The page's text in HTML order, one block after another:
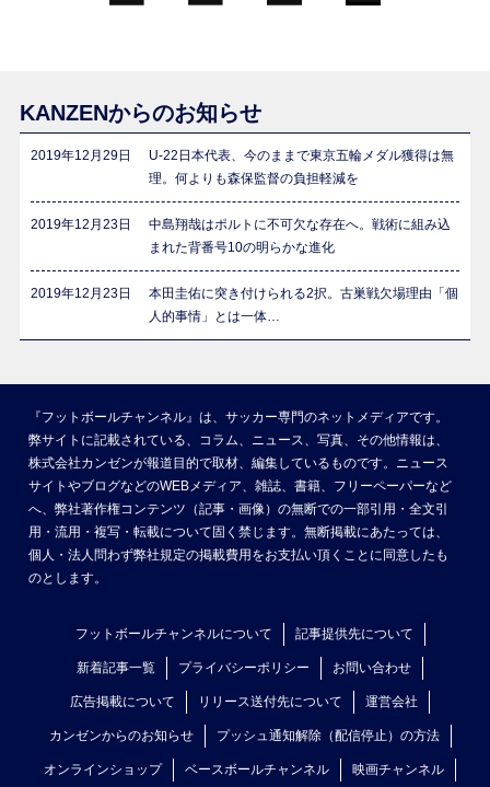
KANZENからのお知らせ
2019年12月29日
U-22日本代表、今のままで東京五輪メダル獲得は無
理。何よりも森保監督の負担軽減を
2019年12月23日
中島翔哉はポルトに不可欠な存在へ。戦術に組み込
まれた背番号10の明らかな進化
2019年12月23日
本田圭佑に突き付けられる2択。古巣戦欠場理由「個
人的事情」とは一体…
『フットボールチャンネル』は、サッカー専門のネットメディアです。
弊サイトに記載されている、コラム、ニュース、写真、その他情報は、
株式会社カンゼンが報道目的で取材、編集しているものです。ニュース
サイトやブログなどのWEBメディア、雑誌、書籍、フリーペーパーなど
へ、弊社著作権コンテンツ（記事・画像）の無断での一部引用・全文引
用・流用・複写・転載について固く禁じます。無断掲載にあたっては、
個人・法人問わず弊社規定の掲載費用をお支払い頂くことに同意したも
のとします。
フットボールチャンネルについて 記事提供先について
新着記事一覧 プライバシーポリシー お問い合わせ
広告掲載について リリース送付先について 運営会社
カンゼンからのお知らせ プッシュ通知解除（配信停止）の方法
オンラインショップ ベースボールチャンネル 映画チャンネル